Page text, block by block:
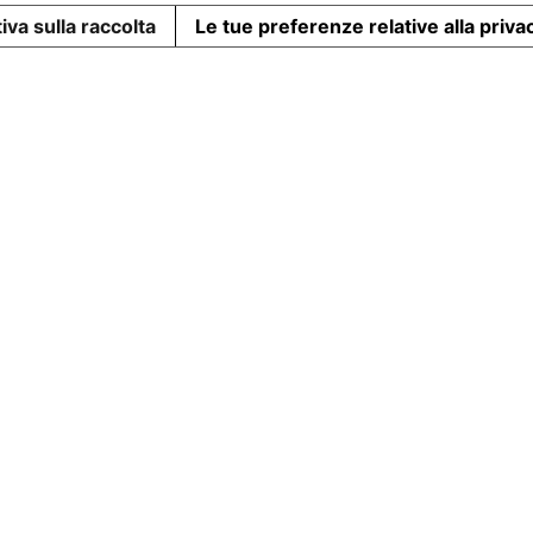
sulla raccolta Le tue preferenze relative alla